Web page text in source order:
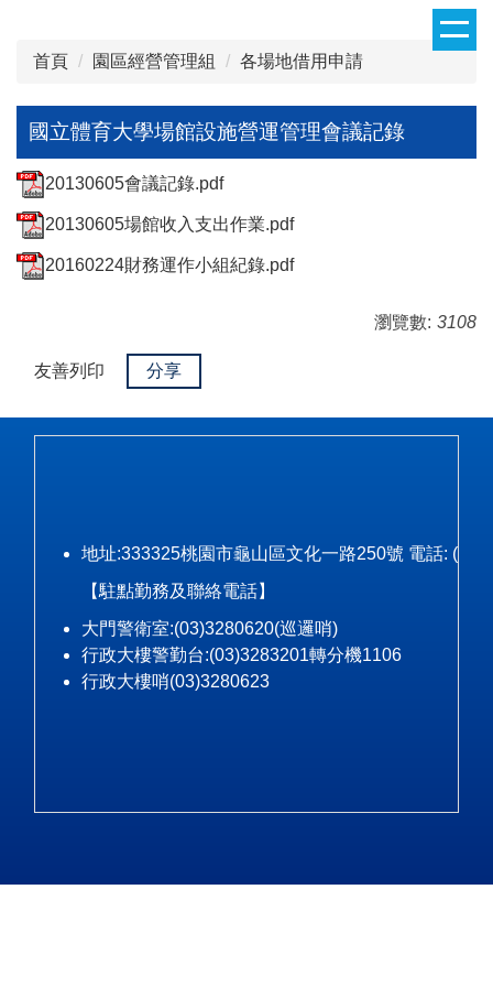
區
首頁 園區經營管理組 各場地借用申請
國立體育大學場館設施營運管理會議記錄
20130605會議記錄.pdf
20130605場館收入支出作業.pdf
20160224財務運作小組紀錄.pdf
瀏覽數: 3108
友善列印 分享
地址:333325桃園市龜山區文化一路250號 電話:
【駐點勤務及聯絡電話】
大門警衛室:(03)3280620(巡邏哨)
行政大樓警勤台:(03)3283201轉分機1106
行政大樓哨(03)3280623